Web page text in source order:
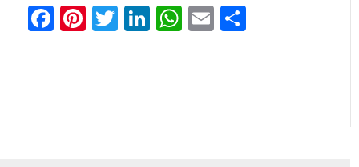
Facebook
Pinterest
Twitter
LinkedIn
WhatsApp
Email